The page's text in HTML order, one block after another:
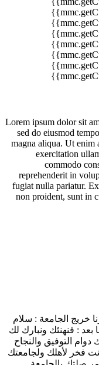
Lorem ipsum dolor sit
sed do eiusmod
magna aliqua. Ut enim
exercitation
commodo
reprehenderit in
fugiat nulla pariatur.
non proident, sunt in
خريج الجامعة : سلام
بعد : فنهنئك ونبارك لك
التوفيق والنجاح
فخر لأهلك ولجامعتك